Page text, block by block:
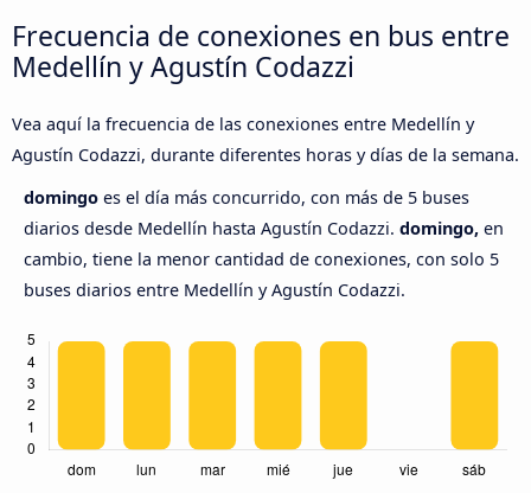
Frecuencia de conexiones en bus entre
Medellín y Agustín Codazzi
Vea aquí la frecuencia de las conexiones entre Medellín y
Agustín Codazzi, durante diferentes horas y días de la semana.
domingo es el día más concurrido, con más de 5 buses
diarios desde Medellín hasta Agustín Codazzi. domingo, en
cambio, tiene la menor cantidad de conexiones, con solo 5
buses diarios entre Medellín y Agustín Codazzi.